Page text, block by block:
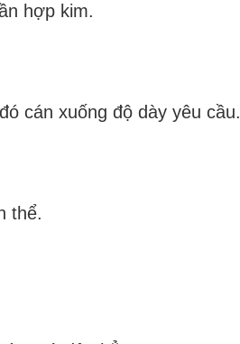
hợp kim.
cán xuống độ dày yêu cầu.
thể.